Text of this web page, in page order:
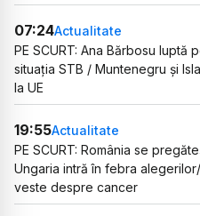
07:24Actualitate
PE SCURT: Ana Bărbosu luptă
situația STB / Muntenegru și
la UE
19:55Actualitate
PE SCURT: România se
Ungaria intră în febra
veste despre cancer